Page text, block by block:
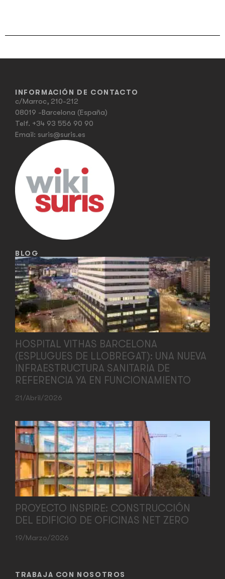
INFORMACIÓN DE CONTACTO
c/Marroc, 210-212
08019 -Barcelona (España)
Telf. +34 93 556 90 90
Email: suris@suris.es
BLOG
HOSPITAL VITHAS BARCELONA
(ESPLUGUES DE LLOBREGAT): UNA NUEVA
INFRAESTRUCTURA SANITARIA DE
REFERENCIA YA EN FUNCIONAMIENTO
21/abril/2026
PROYECTO INSPIRE: CONSTRUCCIÓN
DEL EDIFICIO DE OFICINAS NET ZERO
19/marzo/2026
TRABAJA CON NOSOTROS